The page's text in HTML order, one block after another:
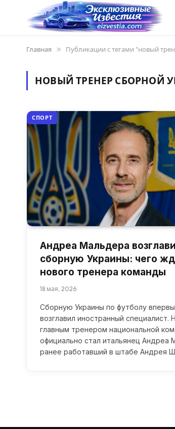
Главная » Публикации с тегами "новый
НОВЫЙ ТРЕНЕР СБОРНОЙ
СПОРТ
Андреа Мальдера
сборную Украины: чего
нового тренера команды
18 мая, 2026
Сборную Украины по футболу
возглавил иностранный специалист.
главным тренером национальной
официально стал итальянец Андреа
ранее работавший в штабе Андрея